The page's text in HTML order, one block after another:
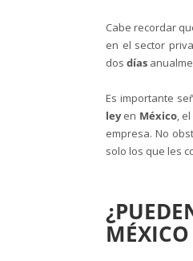
Cabe recordar
en el sector
dos días
Es importante
leyen México,
empresa. No
solo los que les